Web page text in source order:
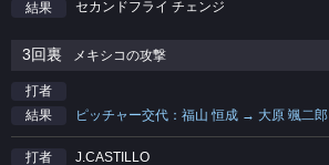
結果
セカンドフライ チェンジ
3回裏 メキシコの攻撃
打者
結果
ピッチャー交代：福山 恒成 → 大原 颯二郎
打者
J.CASTILLO